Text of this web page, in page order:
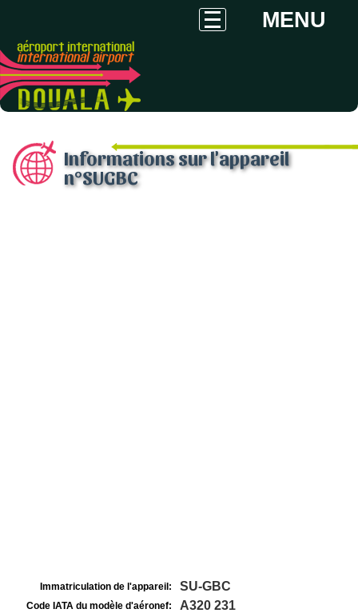
MENU
Informations sur l'appareil
n°SUGBC
Immatriculation de l'appareil: SU-GBC
Code IATA du modèle d'aéronef: A320 231